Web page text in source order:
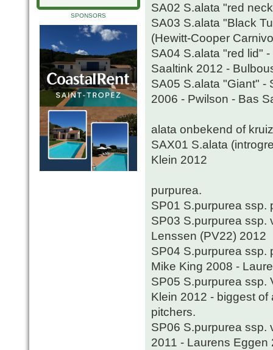
SPONSORS
SA02 S.alata "red
SA03 S.alata "Black
(Hewitt-Cooper
SA04 S.alata "red lid"
Saaltink 2012 -
SA05 S.alata "Giant" -
2006 - Pwilson - Bas
alata onbekend of
SAX01 S.alata
Klein 2012
purpurea.
SP01 S.purpurea ssp.
SP03 S.purpurea ssp.
Lenssen (PV22) 2012
SP04 S.purpurea ssp.
Mike King 2008 -
SP05 S.purpurea ssp.
Klein 2012 - biggest
pitchers.
SP06 S.purpurea ssp.
2011 - Laurens Eggen